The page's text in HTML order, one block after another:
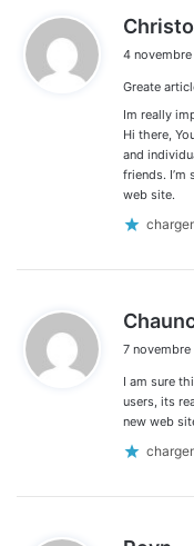
4
Greate
Im really
Hi there,
and
friends. I’m
web site.
7
I am sure
users, its
new web